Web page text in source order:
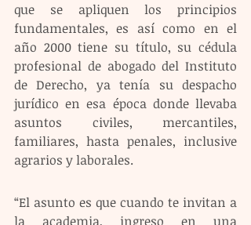
que se apliquen los principios
fundamentales, es así como en el
año 2000 tiene su título, su cédula
profesional de abogado del Instituto
de Derecho, ya tenía su despacho
jurídico en esa época donde llevaba
asuntos civiles, mercantiles,
familiares, hasta penales, inclusive
agrarios y laborales.
“El asunto es que cuando te invitan a
la academia, ingreso en una